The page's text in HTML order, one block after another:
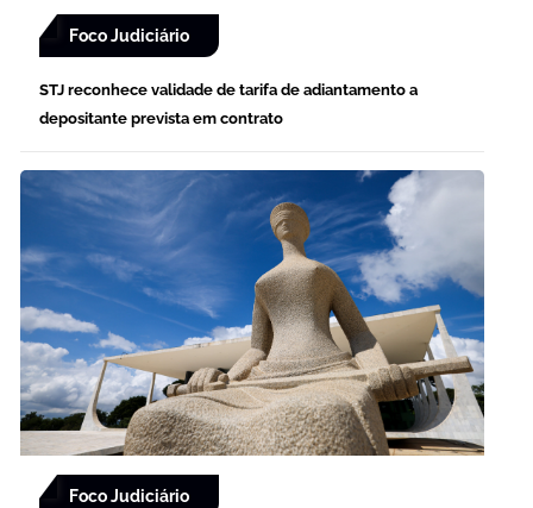
Foco Judiciário
STJ reconhece validade de tarifa de adiantamento a
depositante prevista em contrato
Foco Judiciário